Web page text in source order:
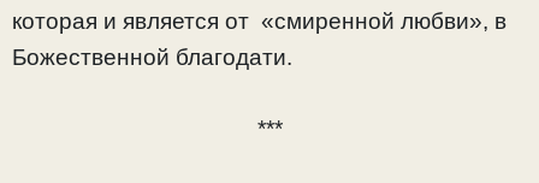
которая и является от «смиренной любви», в
Божественной благодати.
***